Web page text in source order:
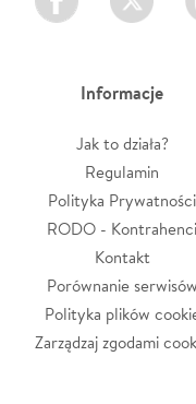
Informacje
Jak to działa?
Regulamin
Polityka Prywatności
RODO - Kontrahenci
Kontakt
Porównanie serwisów
Polityka plików
Zarządzaj zgodami